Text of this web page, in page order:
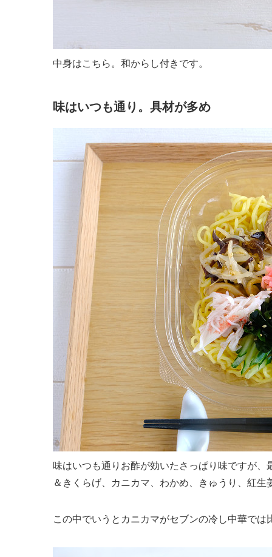
中身はこちら。和からし付きです。
味はいつも通り。具材が多め
味はいつも通りお酢が効いたさっぱり味ですが
＆きくらげ、カニカマ、わかめ、きゅうり、紅生
この中でいうとカニカマがセブンの冷し中華では